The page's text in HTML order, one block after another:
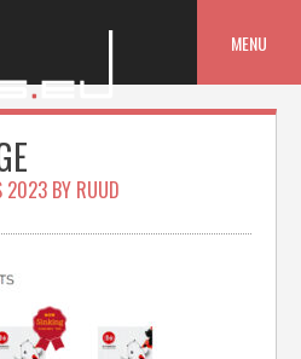
MENU
2023 BY RUUD